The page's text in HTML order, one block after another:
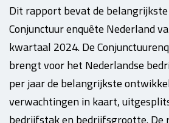
Dit rapport bevat de
Conjunctuur enquête Nederland
kwartaal 2024. De
brengt voor het Nederlandse
per jaar de belangrijkste
verwachtingen in kaart,